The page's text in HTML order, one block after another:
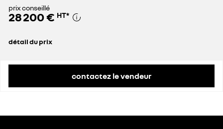
prix conseillé
28 200 € HT*
détail du prix
contactez le vendeur